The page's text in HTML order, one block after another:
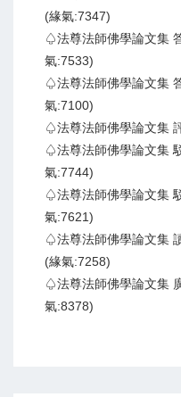
(緣氣:7347)
♤法尊法師佛學論文集
氣:7533)
♤法尊法師佛學論文集
氣:7100)
♤法尊法師佛學論文集
♤法尊法師佛學論文集
氣:7744)
♤法尊法師佛學論文集
氣:7621)
♤法尊法師佛學論文集
(緣氣:7258)
♤法尊法師佛學論文集
氣:8378)